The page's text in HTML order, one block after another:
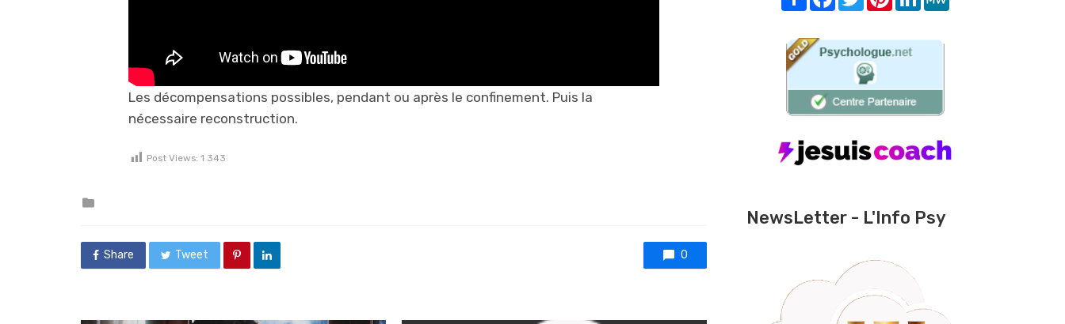
Les décompensations possibles, pendant ou après le confinement. Puis la
nécessaire reconstruction.
Post Views: 1 343
Share Tweet 0
NewsLetter - L'Info Psy